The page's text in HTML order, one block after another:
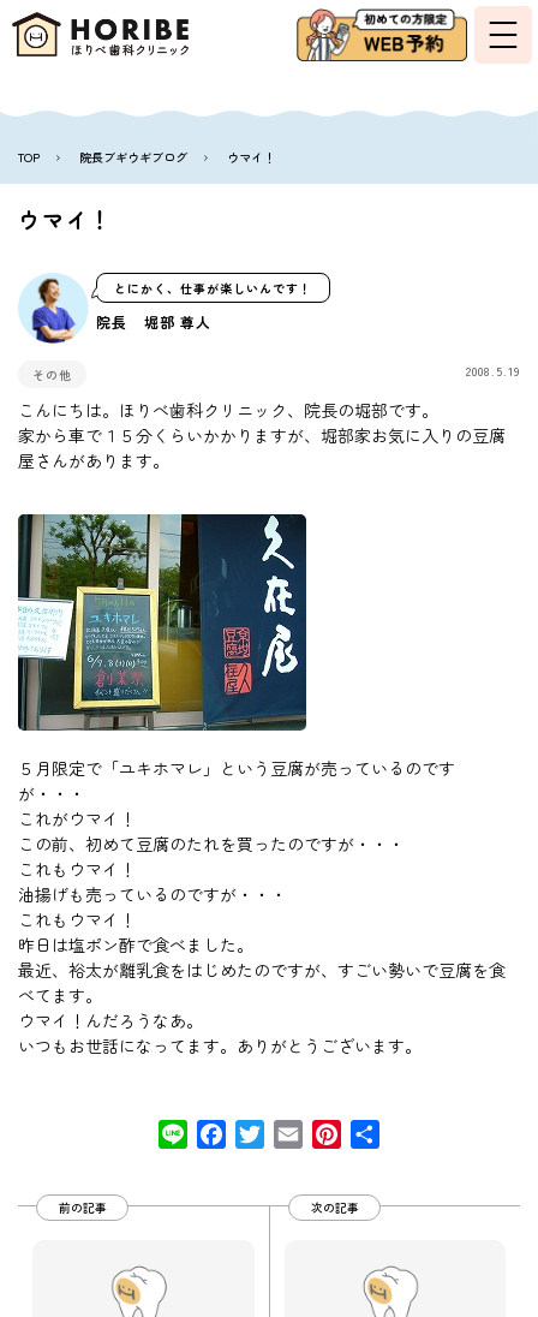
TOP 院長ブギウギブログ ウマイ！
ウマイ！
とにかく、仕事が楽しいんです！
院長 堀部 尊人
その他 2008.5.19
こんにちは。ほりべ歯科クリニック、院長の堀部です。
家から車で１５分くらいかかりますが、堀部家お気に入りの豆腐
屋さんがあります。
５月限定で「ユキホマレ」という豆腐が売っているのです
が・・・
これがウマイ！
この前、初めて豆腐のたれを買ったのですが・・・
これもウマイ！
油揚げも売っているのですが・・・
これもウマイ！
昨日は塩ポン酢で食べました。
最近、裕太が離乳食をはじめたのですが、すごい勢いで豆腐を食
べてます。
ウマイ！んだろうなあ。
いつもお世話になってます。ありがとうございます。
Line FacebookTwitter
Email Pinterest
前の記事 次の記事